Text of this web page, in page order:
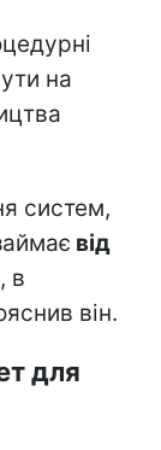
на
систем,
від
в
він.
для